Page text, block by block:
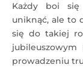
Każdy boi
uniknąć, ale to
się do takiej
prowadzeniu